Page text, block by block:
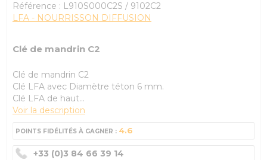
Référence : L910S000C2S / 9102C2
LFA - NOURRISSON DIFFUSION
Clé de mandrin C2
Clé de mandrin C2
Clé LFA avec Diamètre téton 6 mm.
Clé LFA de haut...
Voir la description
POINTS FIDÉLITÉS À GAGNER : 4.6
+33 (0)3 84 66 39 14